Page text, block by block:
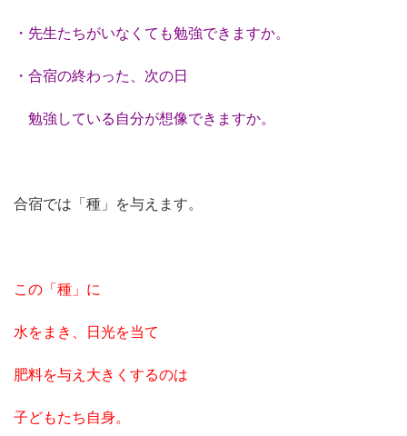
・先生たちがいなくても勉強できますか。
・合宿の終わった、次の日
勉強している自分が想像できますか。
合宿では「種」を与えます。
この「種」に
水をまき、日光を当て
肥料を与え大きくするのは
子どもたち自身。